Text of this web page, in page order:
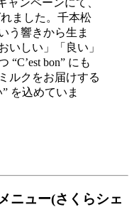
ャンペーンにて、
ました。千本松
う響きから生ま
いしい」「良い」
“C’est bon” にも
ルクをお届けする
を込めていま
ニュー(さくらシェ